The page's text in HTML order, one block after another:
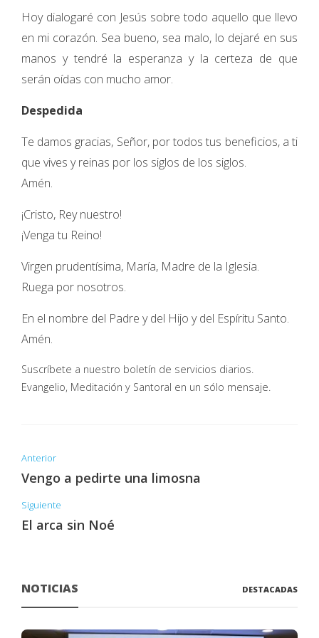
Hoy dialogaré con Jesús sobre todo aquello que llevo
en mi corazón. Sea bueno, sea malo, lo dejaré en sus
manos y tendré la esperanza y la certeza de que
serán oídas con mucho amor.
Despedida
Te damos gracias, Señor, por todos tus beneficios, a ti
que vives y reinas por los siglos de los siglos.
Amén.
¡Cristo, Rey nuestro!
¡Venga tu Reino!
Virgen prudentísima, María, Madre de la Iglesia.
Ruega por nosotros.
En el nombre del Padre y del Hijo y del Espíritu Santo.
Amén.
Suscríbete a nuestro boletín de servicios diarios.
Evangelio, Meditación y Santoral en un sólo mensaje.
Anterior
Vengo a pedirte una limosna
Siguiente
El arca sin Noé
NOTICIAS DESTACADAS